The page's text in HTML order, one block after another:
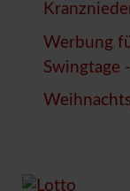
Werbung
Swingtage